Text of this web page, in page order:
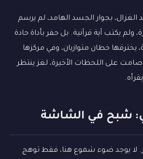
بجوار الجسد الهامد، لم يرسم
ولم يكتب آية قرآنية. بل حفر بأداة حادة
يخترقها خطان متوازيان، وفي مركزها
على اللحظات الأخيرة، لغز ينتظر
شبح في الشاشة
لا يوجد ضوء شموع هنا، فقط توهج